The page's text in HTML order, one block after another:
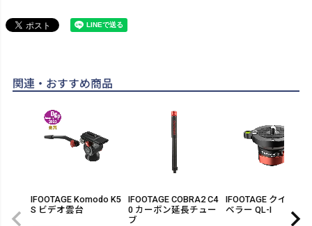
関連・おすすめ商品
IFOOTAGE Komodo K5
S ビデオ雲台
IFOOTAGE COBRA2 C4
0 カーボン延長チュー
ブ
IFOOTAGE クイック
ベラー QL-I